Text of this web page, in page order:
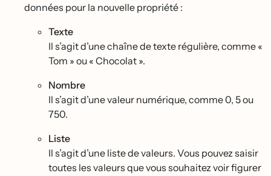
données pour la nouvelle propriété :
Texte
Il s’agit d’une chaîne de texte régulière, comme «
Tom » ou « Chocolat ».
Nombre
Il s’agit d’une valeur numérique, comme 0, 5 ou
750.
Liste
Il s’agit d’une liste de valeurs. Vous pouvez saisir
toutes les valeurs que vous souhaitez voir figurer